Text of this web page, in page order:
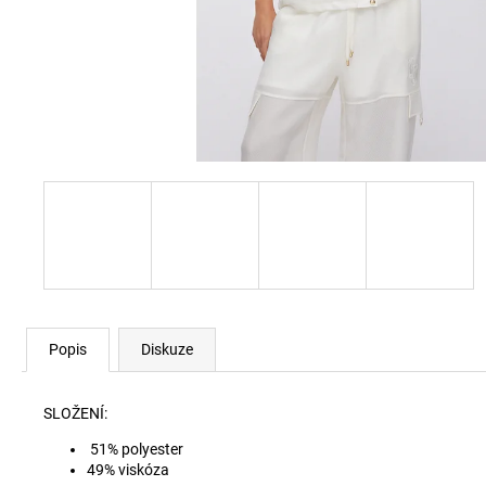
Popis Diskuze
SLOŽENÍ:
51% polyester
49% viskóza
SKM-RAY-THREEPACK PONOŽKY E7694